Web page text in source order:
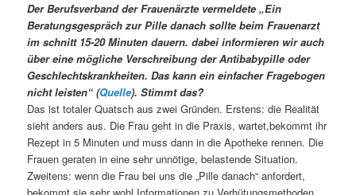
Der Berufsverband der Frauenärzte vermeldete „Ein
Beratungsgespräch zur Pille danach sollte beim Frauenarzt
im schnitt 15-20 Minuten dauern. dabei informieren wir auch
über eine mögliche Verschreibung der Antibabypille oder
Geschlechtskrankheiten. Das kann ein einfacher Fragebogen
nicht leisten“ (Quelle). Stimmt das?
Das ist totaler Quatsch aus zwei Gründen. Erstens: die Realität
sieht anders aus. Die Frau geht in die Praxis, wartet,bekommt ihr
Rezept in 5 Minuten und muss dann in die Apotheke rennen. Die
Frauen geraten in eine sehr unnötige, belastende Situation.
Zweitens: wenn die Frau bei uns die „Pille danach“ anfordert,